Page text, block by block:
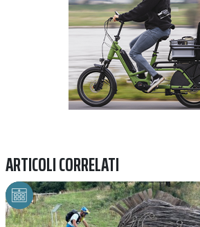
ARTICOLI CORRELATI